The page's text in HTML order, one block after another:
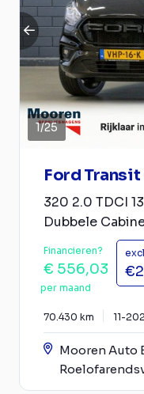
1/25
Ford
320 2.0 TDCI
Dubbele
Financieren?
€ 556,03
per maand
70.430 km 11-
Mooren Auto